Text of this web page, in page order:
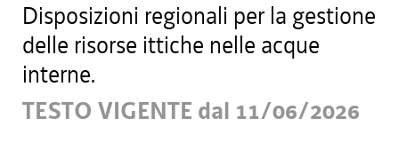
Disposizioni regionali per la gestione
delle risorse ittiche nelle acque
interne.
TESTO VIGENTE dal 11/06/2026